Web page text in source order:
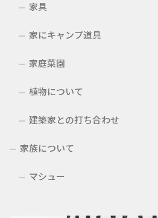
家具
家にキャンプ道具
家庭菜園
植物について
建築家との打ち合わせ
家族について
マシュー